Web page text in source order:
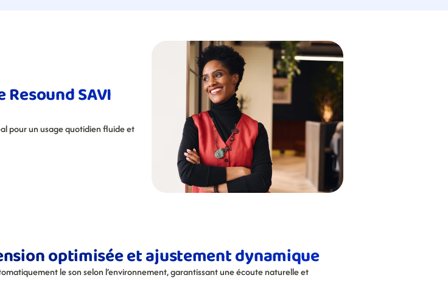
SAVI
pour un usage quotidien fluide et
optimisée et ajustement dynamique
le son selon l’environnement, garantissant une écoute naturelle et